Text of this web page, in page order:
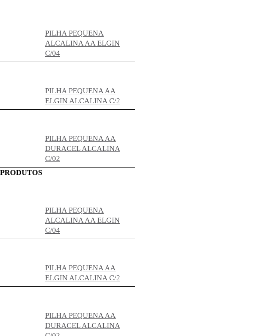
PILHA PEQUENA
ALCALINA AA ELGIN
C/04
PILHA PEQUENA AA
ELGIN ALCALINA C/2
PILHA PEQUENA AA
DURACEL ALCALINA
C/02
PRODUTOS
PILHA PEQUENA
ALCALINA AA ELGIN
C/04
PILHA PEQUENA AA
ELGIN ALCALINA C/2
PILHA PEQUENA AA
DURACEL ALCALINA